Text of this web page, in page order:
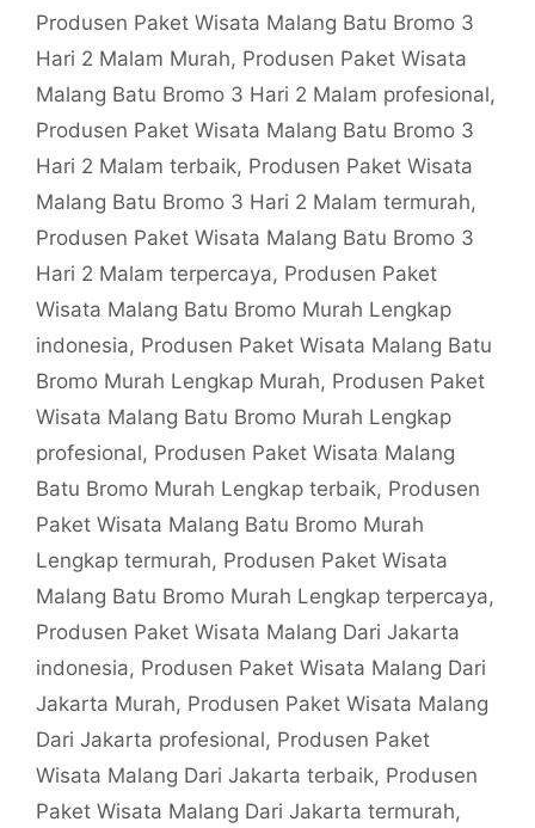
Produsen Paket Wisata Malang Batu Bromo 3
Hari 2 Malam Murah, Produsen Paket Wisata
Malang Batu Bromo 3 Hari 2 Malam profesional,
Produsen Paket Wisata Malang Batu Bromo 3
Hari 2 Malam terbaik, Produsen Paket Wisata
Malang Batu Bromo 3 Hari 2 Malam termurah,
Produsen Paket Wisata Malang Batu Bromo 3
Hari 2 Malam terpercaya, Produsen Paket
Wisata Malang Batu Bromo Murah Lengkap
indonesia, Produsen Paket Wisata Malang Batu
Bromo Murah Lengkap Murah, Produsen Paket
Wisata Malang Batu Bromo Murah Lengkap
profesional, Produsen Paket Wisata Malang
Batu Bromo Murah Lengkap terbaik, Produsen
Paket Wisata Malang Batu Bromo Murah
Lengkap termurah, Produsen Paket Wisata
Malang Batu Bromo Murah Lengkap terpercaya,
Produsen Paket Wisata Malang Dari Jakarta
indonesia, Produsen Paket Wisata Malang Dari
Jakarta Murah, Produsen Paket Wisata Malang
Dari Jakarta profesional, Produsen Paket
Wisata Malang Dari Jakarta terbaik, Produsen
Paket Wisata Malang Dari Jakarta termurah,